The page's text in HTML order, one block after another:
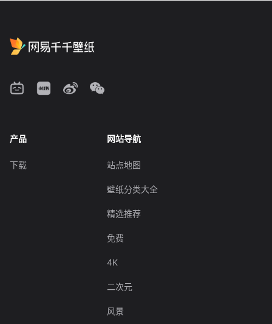
产品
下载
网站导航
站点地图
壁纸分类大全
精选推荐
免费
4K
二次元
风景